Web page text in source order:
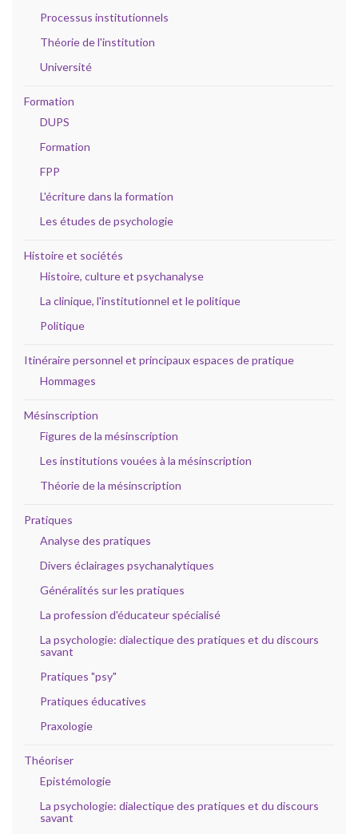
Processus institutionnels
Théorie de l'institution
Université
Formation
DUPS
Formation
FPP
L'écriture dans la formation
Les études de psychologie
Histoire et sociétés
Histoire, culture et psychanalyse
La clinique, l'institutionnel et le politique
Politique
Itinéraire personnel et principaux espaces de pratique
Hommages
Mésinscription
Figures de la mésinscription
Les institutions vouées à la mésinscription
Théorie de la mésinscription
Pratiques
Analyse des pratiques
Divers éclairages psychanalytiques
Généralités sur les pratiques
La profession d'éducateur spécialisé
La psychologie: dialectique des pratiques et du discours
savant
Pratiques "psy"
Pratiques éducatives
Praxologie
Théoriser
Epistémologie
La psychologie: dialectique des pratiques et du discours
savant